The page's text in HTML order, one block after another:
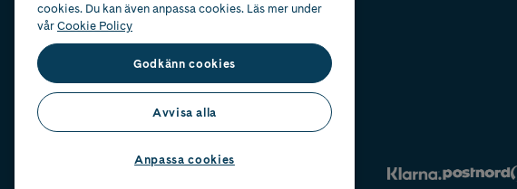
cookies. Du kan även anpassa cookies. Läs mer under
vårCookie Policy
Godkänn cookies
Avvisa alla
Anpassa cookies